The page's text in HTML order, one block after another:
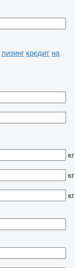
лизинг кредит на
кг
кг
кг